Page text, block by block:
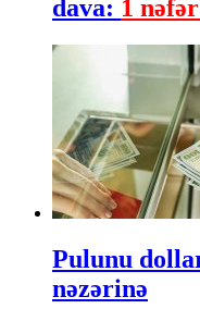
dava: 1
Pulunu
nəzərinə